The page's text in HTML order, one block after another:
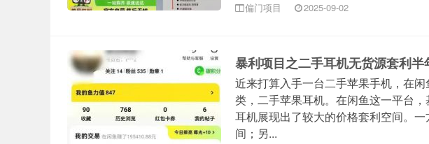
偏门项目 2025-09-02
暴利项目之二手耳机无货源套利半
近来打算入手一台二手苹果手机，在
类，二手苹果耳机。在闲鱼这一平台
耳机展现出了较大的价格套利空间。
间；另...